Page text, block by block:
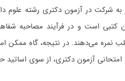
به شرکت در آزمون دکتری رشته علوم
کتبی است و در فرآیند مصاحبه
نمره می‌دهند. در نتیجه، گاه
امتحانی آزمون دکتری، از سوی